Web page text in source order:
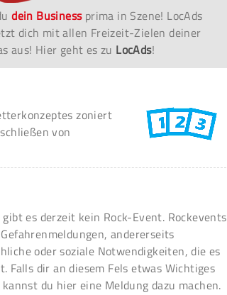
dein Businessprima in Szene! LocAds
dich mit allen Freizeit-Zielen deiner
aus! Hier geht es zu LocAds!
zoniert
von
gibt es derzeit kein Rock-Event. Rockevents
andererseits
oder soziale Notwendigkeiten, die es
Falls dir an diesem Fels etwas Wichtiges
du hier eine Meldung dazu machen.